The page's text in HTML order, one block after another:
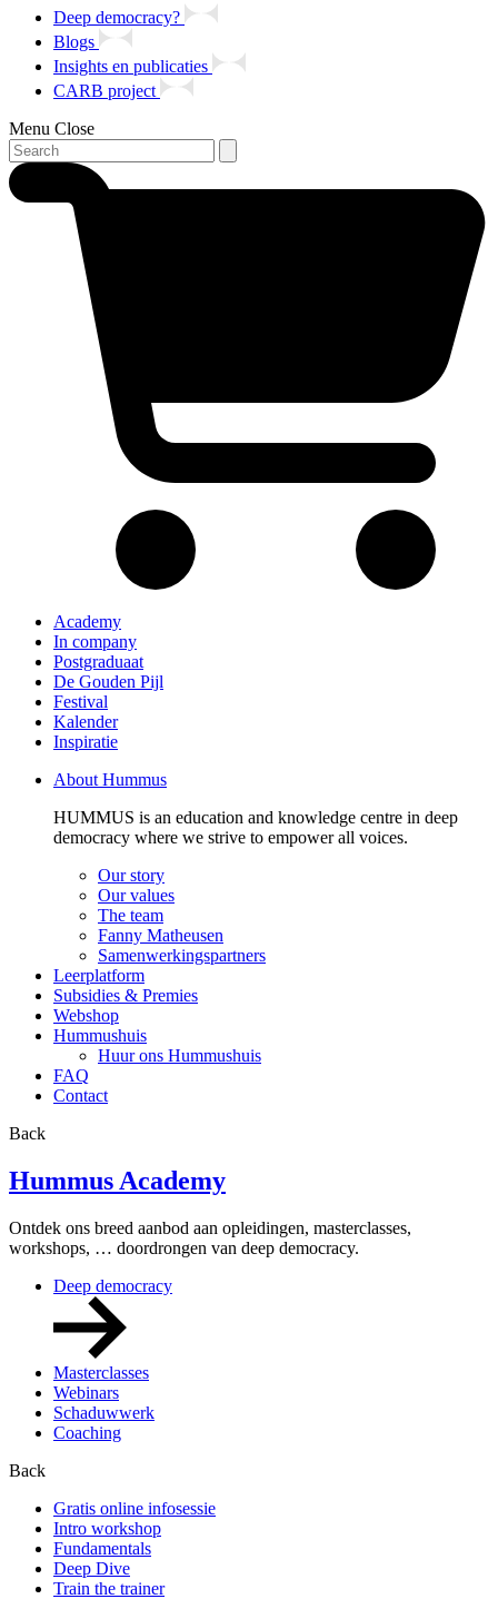
Deep democracy?
Blogs
Insights en publicaties
CARB project
Menu Close
Academy
In company
Postgraduaat
De Gouden Pijl
Festival
Kalender
Inspiratie
About Hummus
HUMMUS is an education and knowledge centre in deep
democracy where we strive to empower all voices.
Our story
Our values
The team
Fanny Matheusen
Samenwerkingspartners
Leerplatform
Subsidies & Premies
Webshop
Hummushuis
Huur ons Hummushuis
FAQ
Contact
Back
Hummus Academy
Ontdek ons breed aanbod aan opleidingen, masterclasses,
workshops, … doordrongen van deep democracy.
Deep democracy
Masterclasses
Webinars
Schaduwwerk
Coaching
Back
Gratis online infosessie
Intro workshop
Fundamentals
Deep Dive
Train the trainer